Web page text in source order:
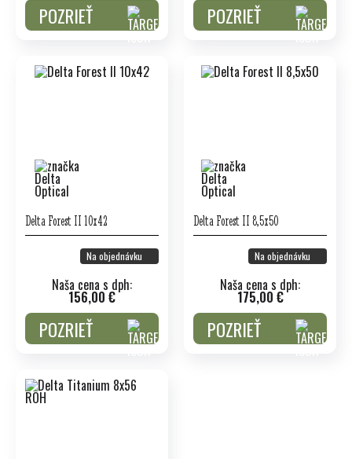
POZRIEŤ POZRIEŤ
Delta Forest II 10x42
Na objednávku
Naša cena s dph:
156,00 €
POZRIEŤ
Delta Forest II 8,5x50
Na objednávku
Naša cena s dph:
175,00 €
POZRIEŤ